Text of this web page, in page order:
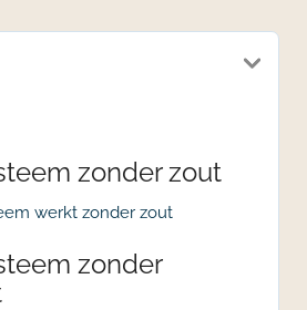
zonder zout
werkt zonder zout
zonder